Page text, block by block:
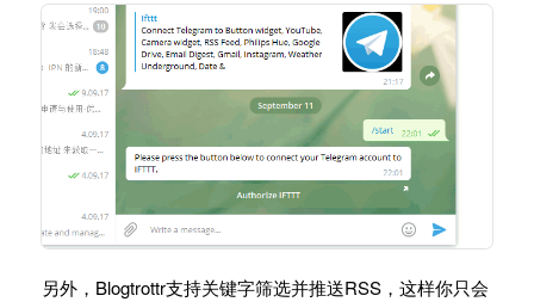
另外，Blogtrottr支持关键字筛选并推送RSS，这样你只会